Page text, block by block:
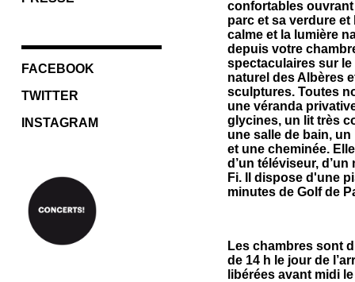
FACEBOOK
TWITTER
INSTAGRAM
confortables
parc et sa verdure
calme et la lumière
depuis votre
spectaculaires sur
naturel des Albères
sculptures. Toutes
une véranda
glycines, un lit très
une salle de bain,
et une cheminée.
d’un téléviseur,
Fi. Il dispose d'une
minutes de Golf de
Les chambres sont
de 14 h le jour de
libérées avant midi